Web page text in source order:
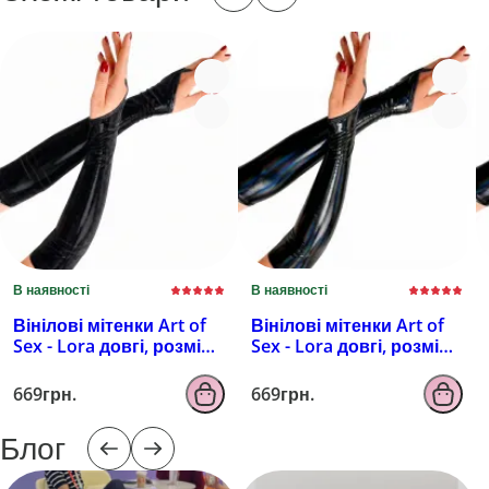
В наявності
Вінілові мітенки Art of
Sex - Lora довгі, розмір
ефектом мокрого
оксамиту
669грн.
В наявності
Вінілові мітенки Art of
Sex - Lora довгі, розмір
ефектом голограми
669грн.
Блог